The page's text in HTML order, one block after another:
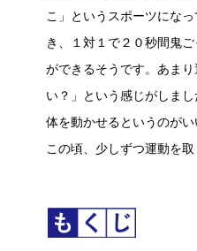
こ」というスポーツにな
き、１対１で２０秒間鬼
ができるそうです。あま
い？」という感じがしま
体を動かせるというのが
この頃、少しずつ運動を